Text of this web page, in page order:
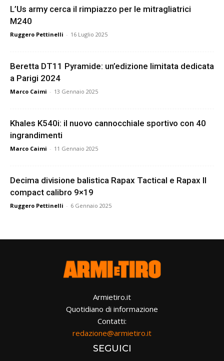
L’Us army cerca il rimpiazzo per le mitragliatrici
M240
Ruggero Pettinelli - 16 Luglio 2025
Beretta DT11 Pyramide: un’edizione limitata dedicata
a Parigi 2024
Marco Caimi - 13 Gennaio 2025
Khales K540i: il nuovo cannocchiale sportivo con 40
ingrandimenti
Marco Caimi - 11 Gennaio 2025
Decima divisione balistica Rapax Tactical e Rapax II
compact calibro 9×19
Ruggero Pettinelli - 6 Gennaio 2025
Armietiro.it
Quotidiano di informazione
Contatti:
redazione@armietiro.it
SEGUICI